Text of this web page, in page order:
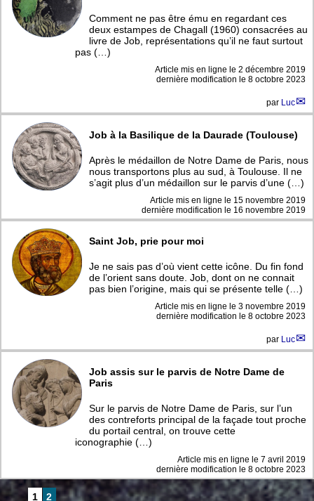
Comment ne pas être ému en regardant ces
deux estampes de Chagall (1960) consacrées au
livre de Job, représentations qu’il ne faut surtout
pas (…)
Article mis en ligne le 2 décembre 2019
dernière modification le 8 octobre 2023
par Luc
Job à la Basilique de la Daurade (Toulouse)
Après le médaillon de Notre Dame de Paris, nous
nous transportons plus au sud, à Toulouse. Il ne
s’agit plus d’un médaillon sur le parvis d’une (…)
Article mis en ligne le 15 novembre 2019
dernière modification le 16 novembre 2019
Saint Job, prie pour moi
Je ne sais pas d’où vient cette icône. Du fin fond
de l’orient sans doute. Job, dont on ne connait
pas bien l’origine, mais qui se présente telle (…)
Article mis en ligne le 3 novembre 2019
dernière modification le 8 octobre 2023
par Luc
Job assis sur le parvis de Notre Dame de
Paris
Sur le parvis de Notre Dame de Paris, sur l’un
des contreforts principal de la façade tout proche
du portail central, on trouve cette
iconographie (…)
Article mis en ligne le 7 avril 2019
dernière modification le 8 octobre 2023
1 2